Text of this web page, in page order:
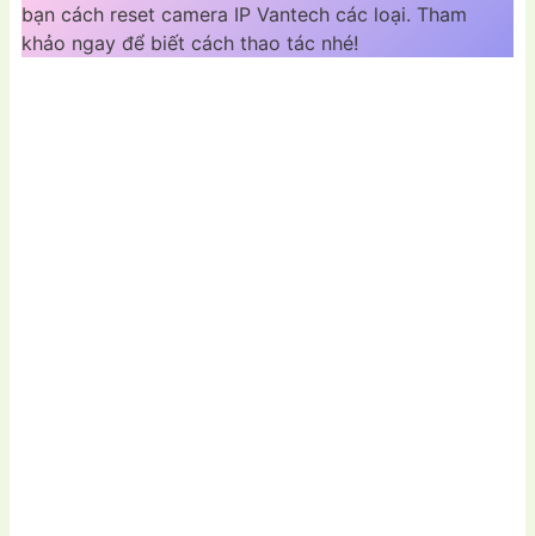
bạn cách reset camera IP Vantech các loại. Tham
khảo ngay để biết cách thao tác nhé!